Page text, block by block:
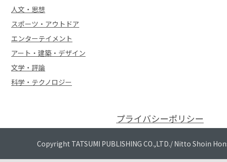
人文・思想
スポーツ・アウトドア
エンターテイメント
アート・建築・デザイン
文学・評論
科学・テクノロジー
プライバシーポリシー
Copyright TATSUMI PUBLISHING CO.,LTD./ Nitto Shoin